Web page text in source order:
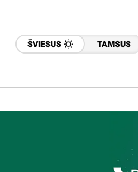
ŠVIESUS TAMSUS